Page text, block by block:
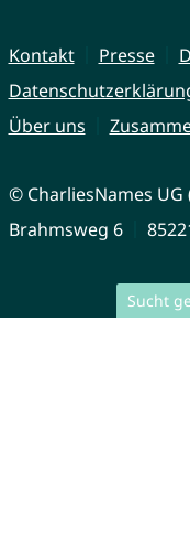
Sucht
Kontakt Presse
Über uns
© CharliesNames
Brahmsweg 6